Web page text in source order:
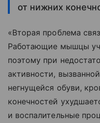
от нижних
«Вторая проблема
Работающие мышцы
поэтому при
активности,
негнущейся обуви,
конечностей
и воспалительные